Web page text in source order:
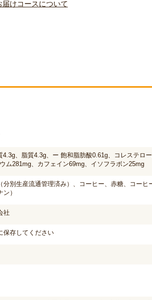
届けコースについて
、脂質4.3g、ー 飽和脂肪酸0.61g、コレステロ
ム281mg、カフェイン69mg、イソフラボン25mg
別生産流通管理済み）、コーヒー、赤糖、コーヒ
）
社
保存してください